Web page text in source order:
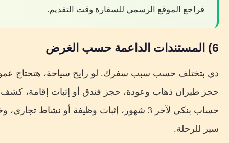
فراجع الموقع الرسمي للسفارة وقت التقديم.
6) المستندات الداعمة حسب الغرض
دي بتختلف حسب سبب سفرك. لو رايح سياحة، هتحتاج
حجز طيران ذهاب وعودة، حجز فندق أو إثبات إقامة، كشف
حساب بنكي لآخر 3 شهور، إثبات وظيفة أو نشاط
سير للرحلة.